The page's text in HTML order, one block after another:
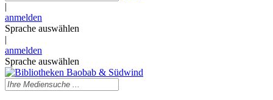
|
anmelden
Sprache auswählen
|
anmelden
Sprache auswählen